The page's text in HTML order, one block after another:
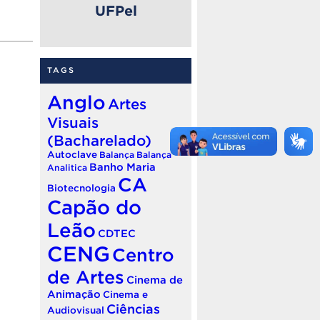
UFPel
TAGS
Anglo Artes
Visuais
(Bacharelado)
Autoclave Balança Balança
Analitica Banho Maria
Biotecnologia CA
Capão do
Leão CDTEC
CENG Centro
de Artes Cinema de
Animação Cinema e
Audiovisual Ciências